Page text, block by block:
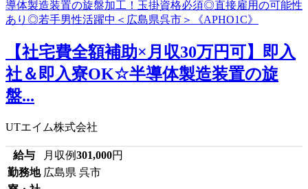
【社宅費全額補助×月収30万円可】即入
社＆即入寮OK☆半導体製造装置の旋
盤...
UTエイム株式会社
給与 月収例301,000円
勤務地 広島県 呉市